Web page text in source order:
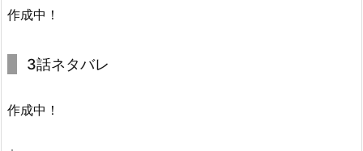
作成中！
3話ネタバレ
作成中！